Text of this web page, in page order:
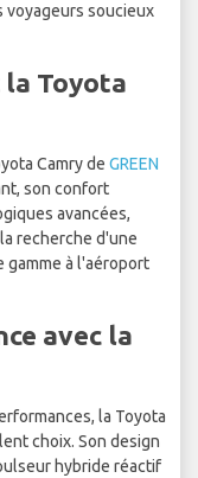
soucieux
la Toyota
Camry de GREEN
son confort
avancées,
recherche d'une
gamme à l'aéroport
avec la
la Toyota
choix. Son design
hybride réactif